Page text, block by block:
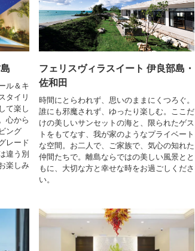
ル＆キ
タイリ
て楽し
心から
ング
レード
違う別
楽しみ
フェリスヴィラスイート 伊良部島・
佐和田
時間にとらわれず、思いのままにくつろぐ。
誰にも邪魔されず、ゆったり楽しむ。ここだ
けの美しいサンセットの海と、限られたゲス
トをもてなす、我が家のようなプライベート
な空間。お二人で、ご家族で、気心の知れた
仲間たちで。離島ならではの美しい風景とと
もに、大切な方と幸せな時をお過ごしくださ
い。